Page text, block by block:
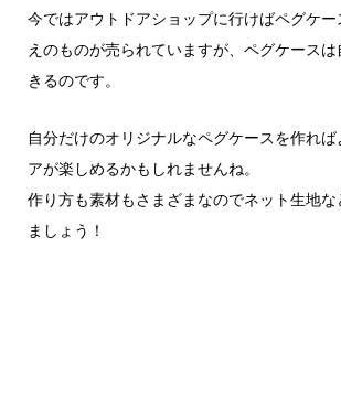
今ではアウトドアショップに行けばペグケ
えのものが売られていますが、ペグケース
きるのです。
自分だけのオリジナルなペグケースを作れ
アが楽しめるかもしれませんね。
作り方も素材もさまざまなのでネット生地
ましょう！